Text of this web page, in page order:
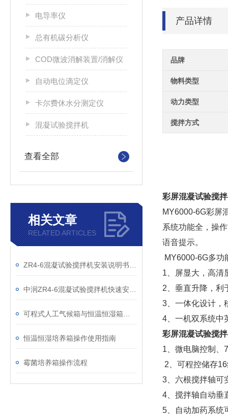
电导率仪
总有机碳分析仪
COD微波消解装置/消解仪
自动电位滴定仪
卡尔费休水分测定仪
混凝试验搅拌机
查看全部
相关文章
RELATED ARTICLES
恒温恒湿培养箱操作使用指南
霉菌培养箱操作流程
产品详情
品牌
物料类型
动力类型
搅拌方式
彩屏混凝试验搅
MY6000-6G彩屏
系统功能全，操
语音提示。
MY6000-6G多功
1、屏显大，高清
2、垂直升降，利
3、一体化设计，
4、一机双系统中
彩屏混凝试验搅
1、微电脑控制、
2、可程控储存
3、六根搅拌轴可
4、搅拌轴自动垂
5、自动加药系统